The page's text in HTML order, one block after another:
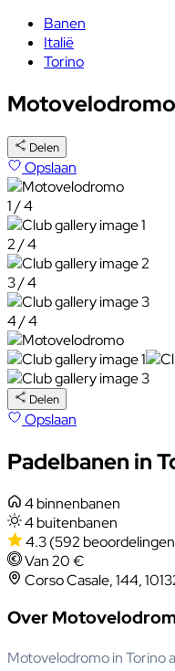
Banen
Italië
Torino
Motovelodromo
Delen
Opslaan
1 / 4
2 / 4
3 / 4
4 / 4
Delen
Opslaan
Padelbanen in
4 binnenbanen
4 buitenbanen
4.3(592
Van 20 €
Corso Casale, 144,
Over
Motovelodromo in Torino